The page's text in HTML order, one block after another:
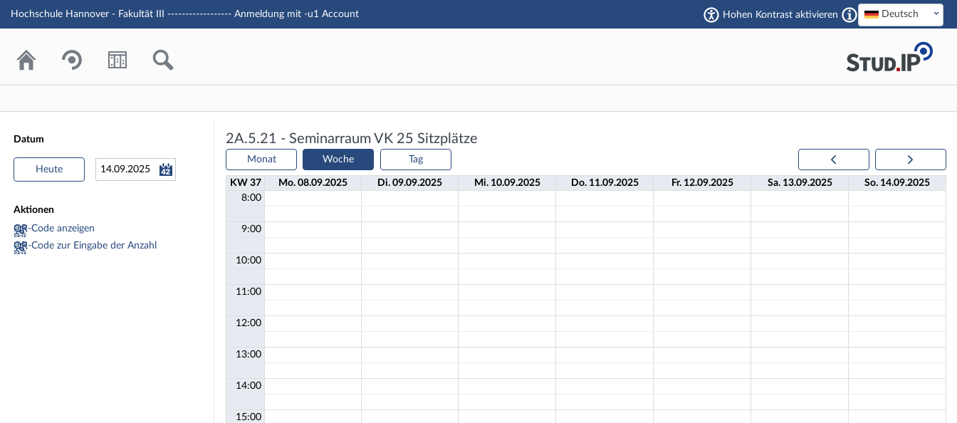
Hauptnavigation
Hochschule Hannover - Fakultät III ------------------ Anmeldung mit -u1 Account Hohen Kontrast aktivieren Deutsch
Datum
Heute
Aktionen
QR-Code anzeigen
QR-Code zur Eingabe der Anzahl
Belegungsplan: Raum 2A.5.21 - Seminarraum VK
2A.5.21 - Seminarraum VK 25 Sitzplätze
Monat Woche Tag
KW 37 Mo. 08.09.2025 Di. 09.09.2025 Mi. 10.09.2025 Do. 11.09.2025 Fr. 12.09.2025 Sa. 13.09.2025 So. 14.09.2025
8:00
9:00
10:00
11:00
12:00
13:00
14:00
15:00